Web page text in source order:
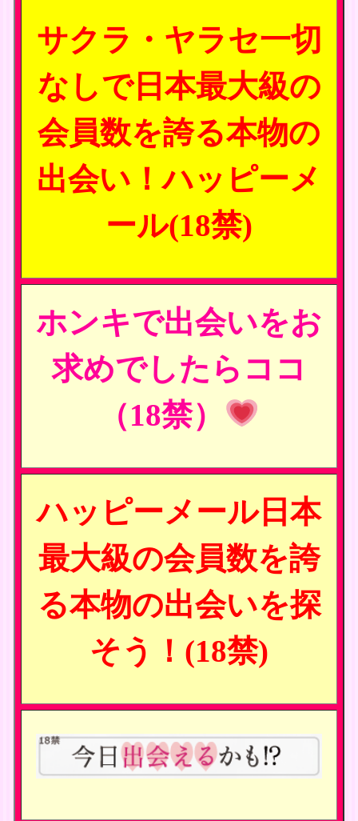
サクラ・ヤラセ一切
なしで日本最大級の
会員数を誇る本物の
出会い！ハッピーメ
ール(18禁)
ホンキで出会いをお
求めでしたらココ
（18禁）
ハッピーメール日本
最大級の会員数を誇
る本物の出会いを探
そう！(18禁)